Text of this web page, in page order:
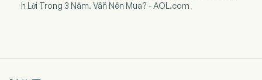
h Lời Trong 3 Năm. Vẫn Nên Mua? - AOL.com